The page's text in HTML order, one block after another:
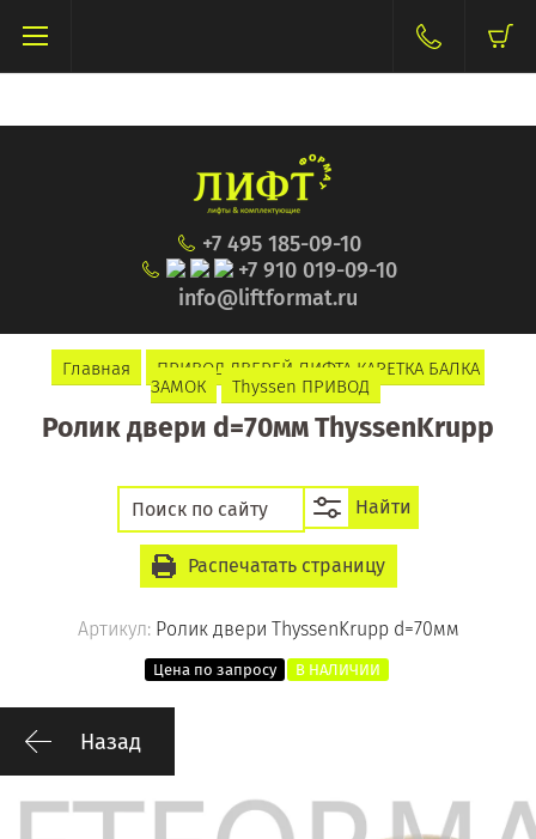
+7 495 185-09-10
+7 910 019-09-10
info@liftformat.ru
Главная
ПРИВОД ДВЕРЕЙ ЛИФТА КАРЕТКА БАЛКА
ЗАМОК
Thyssen ПРИВОД
Ролик двери d=70мм ThyssenKrupp
Найти
Распечатать страницу
Артикул:Ролик двери ThyssenKrupp d=70мм
Цена по запросу В НАЛИЧИИ
Назад